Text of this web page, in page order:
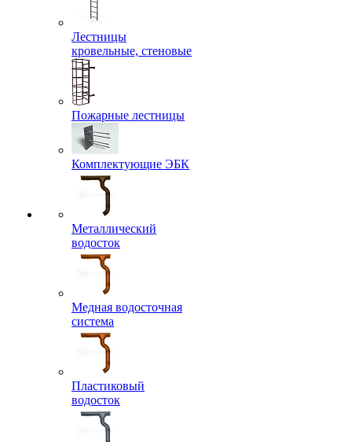
Лестницы
кровельные, стеновые
Пожарные лестницы
Комплектующие ЭБК
Металлический
водосток
Медная водосточная
система
Пластиковый
водосток